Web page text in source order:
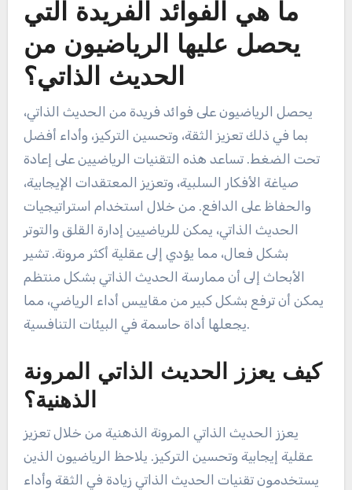
ما هي الفوائد الفريدة التي
يحصل عليها الرياضيون من
الحديث الذاتي؟
يحصل الرياضيون على فوائد فريدة من الحديث الذاتي،
بما في ذلك تعزيز الثقة، وتحسين التركيز، وأداء أفضل
تحت الضغط. تساعد هذه التقنيات الرياضيين على إعادة
صياغة الأفكار السلبية، وتعزيز المعتقدات الإيجابية،
والحفاظ على الدافع. من خلال استخدام استراتيجيات
الحديث الذاتي، يمكن للرياضيين إدارة القلق والتوتر
بشكل فعال، مما يؤدي إلى عقلية أكثر مرونة. تشير
الأبحاث إلى أن ممارسة الحديث الذاتي بشكل منتظم
يمكن أن ترفع بشكل كبير من مقاييس أداء الرياضي، مما
يجعلها أداة حاسمة في البيئات التنافسية.
كيف يعزز الحديث الذاتي المرونة
الذهنية؟
يعزز الحديث الذاتي المرونة الذهنية من خلال تعزيز
عقلية إيجابية وتحسين التركيز. يلاحظ الرياضيون الذين
يستخدمون تقنيات الحديث الذاتي زيادة في الثقة وأداء